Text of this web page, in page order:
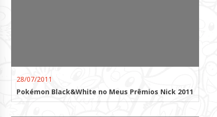
28/07/2011
Pokémon Black&White no Meus Prêmios Nick 2011